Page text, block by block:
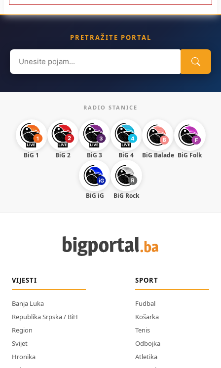
PRETRAŽITE PORTAL
Search
for:
RADIO STANICE
BiG 1 BiG 2 BiG 3 BiG 4 BiG Balade BiG Folk
BiG iG BiG Rock
VIJESTI
Banja Luka
Republika Srpska / BiH
Region
Svijet
Hronika
SPORT
Fudbal
Košarka
Tenis
Odbojka
Atletika